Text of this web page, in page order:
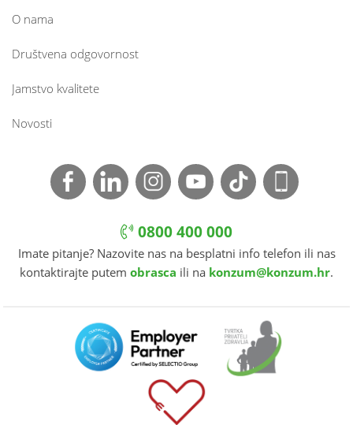
O nama
Društvena odgovornost
Jamstvo kvalitete
Novosti
0800 400 000
Imate pitanje? Nazovite nas na besplatni info telefon ili nas
kontaktirajte putem obrasca ili na konzum@konzum.hr.